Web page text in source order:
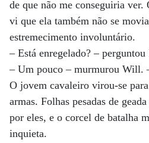
de que não me conseguiria
vi que ela também não se
estremecimento involuntário.
– Está enregelado? – perguntou
– Um pouco – murmurou Will.
O jovem cavaleiro virou-se
armas. Folhas pesadas de
por eles, e o corcel de batalha
inquieta.